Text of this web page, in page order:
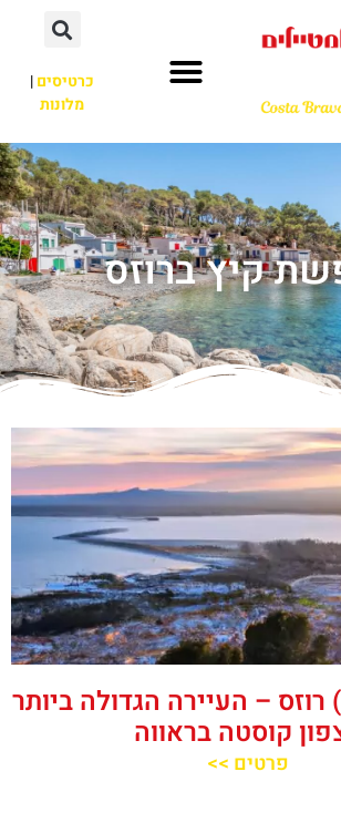
כרטיסים|
מלונות
קיץ ברוזס
רוסֵס (Roses) רוזס – העיירה הגדולה ביותר
קוסטה בראווה
פרטים >>